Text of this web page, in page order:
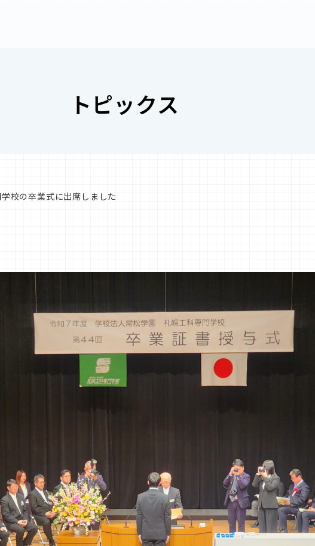
トピックス
校の卒業式に出席しました